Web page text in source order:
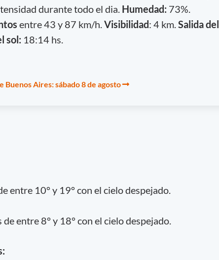
durante todo el dia. Humedad: 73%.
entre 43 y 87 km/h. Visibilidad: 4 km. Salida del
sol: 18:14 hs.
Buenos Aires: sábado 8 de agosto
entre 10° y 19° con el cielo despejado.
entre 8° y 18° con el cielo despejado.